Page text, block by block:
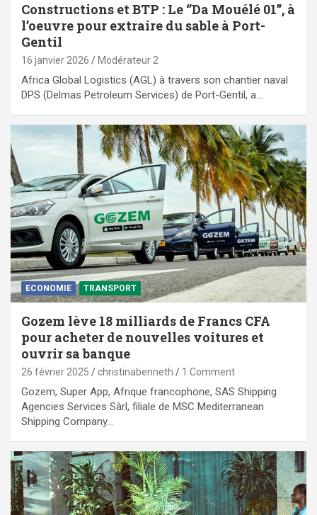
Constructions et BTP : Le ‘’Da Mouélé 01’’, à
l’oeuvre pour extraire du sable à Port-
Gentil
16 janvier 2026 Modérateur 2
Africa Global Logistics (AGL) à travers son chantier naval
DPS (Delmas Petroleum Services) de Port-Gentil, a…
ECONOMIE TRANSPORT
Gozem lève 18 milliards de Francs CFA
pour acheter de nouvelles voitures et
ouvrir sa banque
26 février 2025 christinabenneth 1 Comment
Gozem, Super App, Afrique francophone, SAS Shipping
Agencies Services Sàrl, filiale de MSC Mediterranean
Shipping Company…